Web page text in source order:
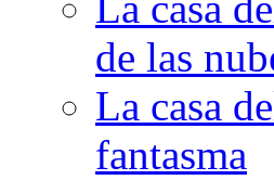
de las
La casa
fantasma